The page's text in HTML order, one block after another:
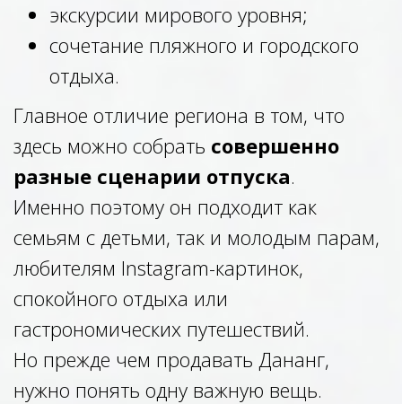
экскурсии мирового уровня;
сочетание пляжного и городского
отдыха.
Главное отличие региона в том, что
здесь можно собрать совершенно
разные сценарии отпуска.
Именно поэтому он подходит как
семьям с детьми, так и молодым парам,
любителям Instagram-картинок,
спокойного отдыха или
гастрономических путешествий.
Но прежде чем продавать Дананг,
нужно понять одну важную вещь.